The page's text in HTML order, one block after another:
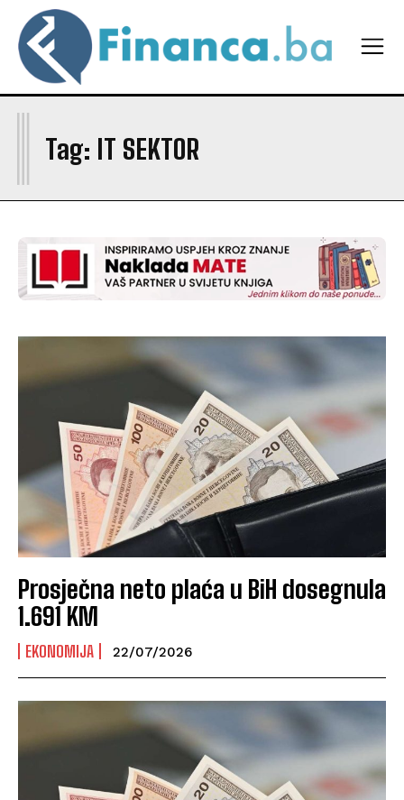
Tag: IT SEKTOR
I
Prosječna neto plaća u BiH dosegnula
1.691 KM
EKONOMIJA 22/07/2026